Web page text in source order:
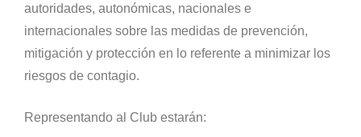
autoridades, autonómicas, nacionales e
internacionales sobre las medidas de prevención,
mitigación y protección en lo referente a minimizar los
riesgos de contagio.
Representando al Club estarán: